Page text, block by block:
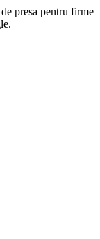
presa pentru firme